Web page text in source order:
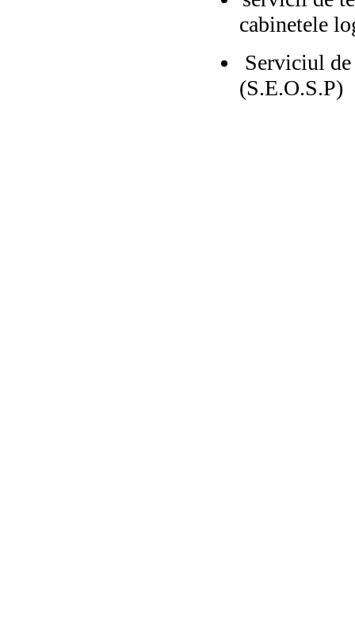
cabinetele
Serviciul
(S.E.O.S.P)